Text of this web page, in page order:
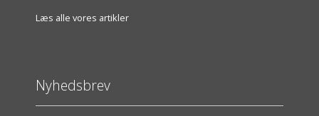
Læs alle vores artikler
Nyhedsbrev